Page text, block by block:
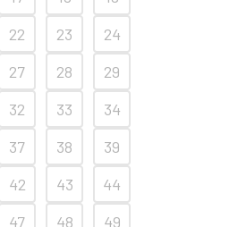
22 23
24
27 28
29
32 33
34
37 38
39
42 43
44
47 48
49